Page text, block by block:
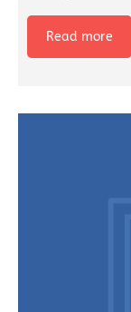
Read more